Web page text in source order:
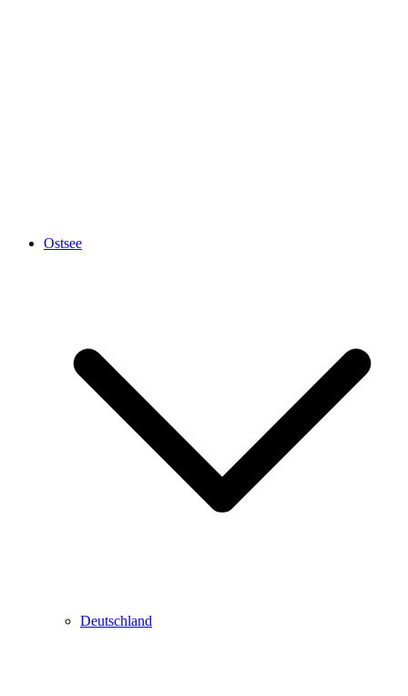
Ostsee
Deutschland